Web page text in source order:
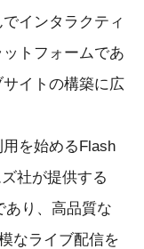
インタラクティ
トフォームであ
イトの構築に広
を始めるFlash
社が提供する
あり、高品質な
なライブ配信を